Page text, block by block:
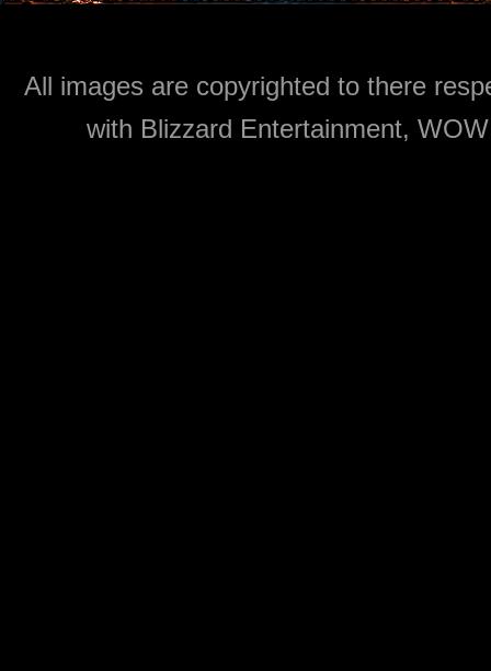
All images are copyrighted to there
with Blizzard Entertainment,